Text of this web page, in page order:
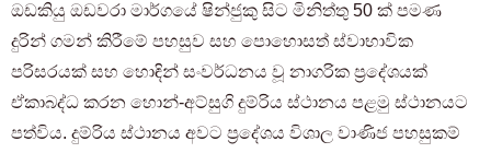
ඔඩකියු ඔඩවරා මාර්ගයේ ෂින්ජුකු සිට මිනිත්තු 50 ක් පමණ
දුරින් ගමන් කිරීමේ පහසුව සහ පොහොසත් ස්වාභාවික
පරිසරයක් සහ හොඳින් සංවර්ධනය වූ නාගරික ප්‍රදේශයක්
ඒකාබද්ධ කරන හොන්-අට්සුගි දුම්රිය ස්ථානය පළමු ස්ථානයට
පත්විය. දුම්රිය ස්ථානය අවට ප්‍රදේශය විශාල වාණිජ පහසුකම්